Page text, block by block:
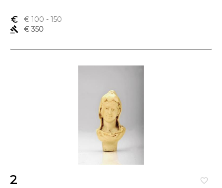
euro_symbol € 100 - 150
gavel
€ 350
favorite_border
2